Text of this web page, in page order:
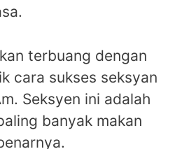
terbuang dengan
cara sukses seksyan
Seksyen ini adalah
banyak makan